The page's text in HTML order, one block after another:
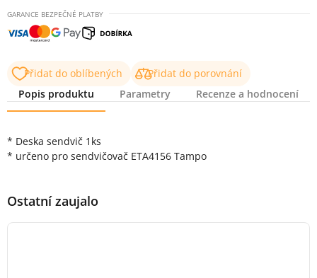
GARANCE BEZPEČNÉ PLATBY
Přidat do oblíbených
Přidat do porovnání
Popis produktu
Parametry Recenze a hodnocení
* Deska sendvič 1ks
* určeno pro sendvičovač ETA4156 Tampo
Ostatní zaujalo